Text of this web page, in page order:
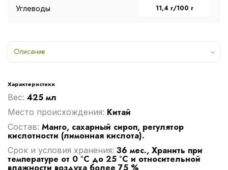
Углеводы 11,4 г/100 г
Описание
Характеристики
Вес: 425 мл
Место происхождения: Китай
Cостав: Манго, сахарный сироп, регулятор
кислотности (лимонная кислота).
Срок и условия хранения: 36 мес., Хранить при
температуре от 0 °С до 25 °С и относительной
влажности воздуха более 75 %